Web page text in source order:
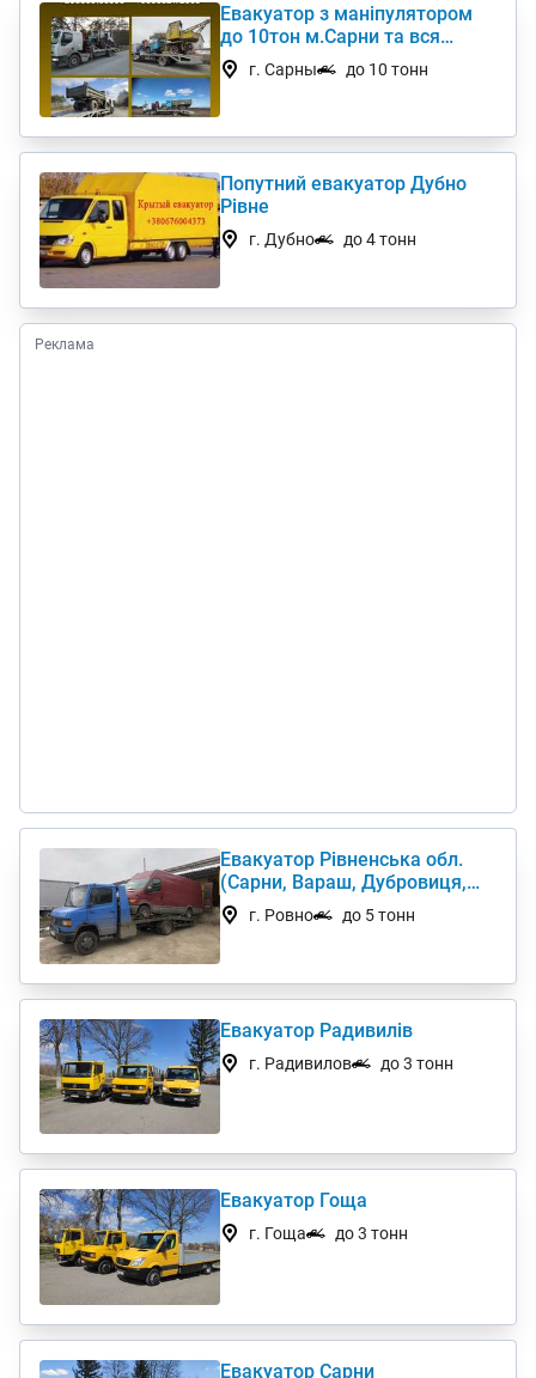
Евакуатор з маніпулятором
до 10тон м.Сарни та вся
Українаг. Сарны до 10 тонн
Попутний евакуатор Дубно
Рівне
г. Дубно до 4 тонн
Реклама
Евакуатор Рівненська обл.
(Сарни, Вараш, Дубровиця,
Рокитне)
г. Ровно до 5 тонн
Евакуатор Радивилів
г. Радивилов до 3 тонн
Евакуатор Гоща
г. Гоща до 3 тонн
Евакуатор Сарни